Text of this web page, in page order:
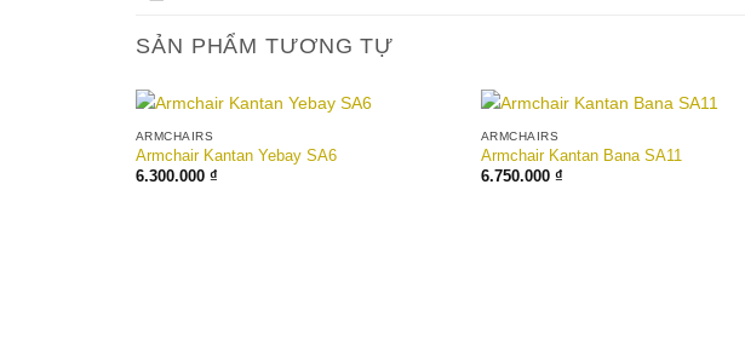
SẢN PHẨM TƯƠNG TỰ
ARMCHAIRS
Armchair Kantan Yebay SA6
6.300.000 ₫
ARMCHAIRS
Armchair Kantan Bana SA11
6.750.000 ₫